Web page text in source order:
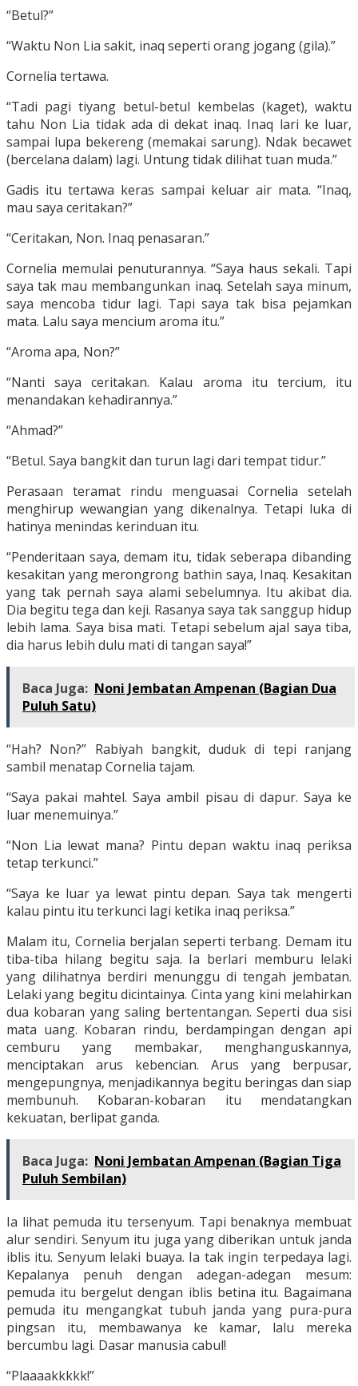
“Betul?”
“Waktu Non Lia sakit, inaq seperti orang jogang (gila).”
Cornelia tertawa.
“Tadi pagi tiyang betul-betul kembelas (kaget), waktu
tahu Non Lia tidak ada di dekat inaq. Inaq lari ke luar,
sampai lupa bekereng (memakai sarung). Ndak becawet
(bercelana dalam) lagi. Untung tidak dilihat tuan muda.”
Gadis itu tertawa keras sampai keluar air mata. “Inaq,
mau saya ceritakan?”
“Ceritakan, Non. Inaq penasaran.”
Cornelia memulai penuturannya. “Saya haus sekali. Tapi
saya tak mau membangunkan inaq. Setelah saya minum,
saya mencoba tidur lagi. Tapi saya tak bisa pejamkan
mata. Lalu saya mencium aroma itu.”
“Aroma apa, Non?”
“Nanti saya ceritakan. Kalau aroma itu tercium, itu
menandakan kehadirannya.”
“Ahmad?”
“Betul. Saya bangkit dan turun lagi dari tempat tidur.”
Perasaan teramat rindu menguasai Cornelia setelah
menghirup wewangian yang dikenalnya. Tetapi luka di
hatinya menindas kerinduan itu.
“Penderitaan saya, demam itu, tidak seberapa dibanding
kesakitan yang merongrong bathin saya, Inaq. Kesakitan
yang tak pernah saya alami sebelumnya. Itu akibat dia.
Dia begitu tega dan keji. Rasanya saya tak sanggup hidup
lebih lama. Saya bisa mati. Tetapi sebelum ajal saya tiba,
dia harus lebih dulu mati di tangan saya!”
Baca Juga: Noni Jembatan Ampenan (Bagian Dua
Puluh Satu)
“Hah? Non?” Rabiyah bangkit, duduk di tepi ranjang
sambil menatap Cornelia tajam.
“Saya pakai mahtel. Saya ambil pisau di dapur. Saya ke
luar menemuinya.”
“Non Lia lewat mana? Pintu depan waktu inaq periksa
tetap terkunci.”
“Saya ke luar ya lewat pintu depan. Saya tak mengerti
kalau pintu itu terkunci lagi ketika inaq periksa.”
Malam itu, Cornelia berjalan seperti terbang. Demam itu
tiba-tiba hilang begitu saja. Ia berlari memburu lelaki
yang dilihatnya berdiri menunggu di tengah jembatan.
Lelaki yang begitu dicintainya. Cinta yang kini melahirkan
dua kobaran yang saling bertentangan. Seperti dua sisi
mata uang. Kobaran rindu, berdampingan dengan api
cemburu yang membakar, menghanguskannya,
menciptakan arus kebencian. Arus yang berpusar,
mengepungnya, menjadikannya begitu beringas dan siap
membunuh. Kobaran-kobaran itu mendatangkan
kekuatan, berlipat ganda.
Baca Juga: Noni Jembatan Ampenan (Bagian Tiga
Puluh Sembilan)
Ia lihat pemuda itu tersenyum. Tapi benaknya membuat
alur sendiri. Senyum itu juga yang diberikan untuk janda
iblis itu. Senyum lelaki buaya. Ia tak ingin terpedaya lagi.
Kepalanya penuh dengan adegan-adegan mesum:
pemuda itu bergelut dengan iblis betina itu. Bagaimana
pemuda itu mengangkat tubuh janda yang pura-pura
pingsan itu, membawanya ke kamar, lalu mereka
bercumbu lagi. Dasar manusia cabul!
“Plaaaakkkkk!”